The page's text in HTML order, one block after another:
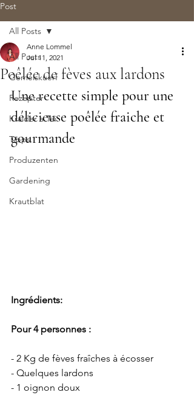
Post
All Posts
Geméiskuerf
Rezepter
Kraider a Téi
Tipps
Produzenten
Gardening
Krautblat
All Posts
Poêlée de fèves aux lardons
Anne Lommel
Jul 11, 2021
Une recette simple pour une
délicieuse poêlée fraiche et
gourmande
Ingrédients:
Pour 4 personnes :
- 2 Kg de fèves fraîches à écosser
- Quelques lardons
- 1 oignon doux